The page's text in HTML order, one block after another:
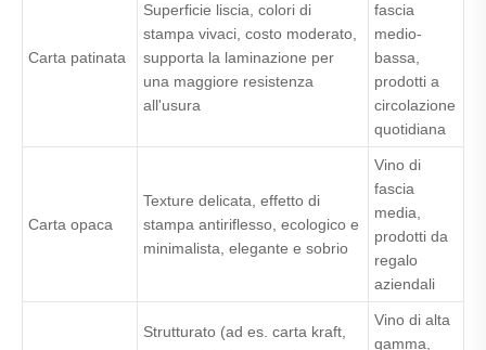
Carta patinata
Superficie liscia, colori di
stampa vivaci, costo moderato,
supporta la laminazione per
una maggiore resistenza
all'usura
fascia
medio-
bassa,
prodotti a
circolazione
quotidiana
Carta opaca
Texture delicata, effetto di
stampa antiriflesso, ecologico e
minimalista, elegante e sobrio
Vino di
fascia
media,
prodotti da
regalo
aziendali
Strutturato (ad es. carta kraft,
Vino di alta
gamma,